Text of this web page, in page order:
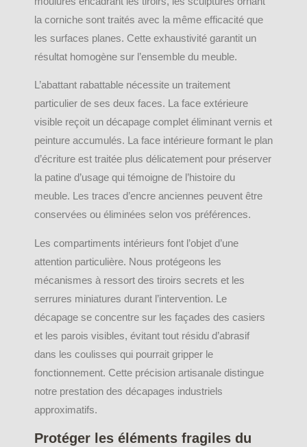
la corniche sont traités avec la même efficacité que
les surfaces planes. Cette exhaustivité garantit un
résultat homogène sur l’ensemble du meuble.
L’abattant rabattable nécessite un traitement
particulier de ses deux faces. La face extérieure
visible reçoit un décapage complet éliminant vernis et
peinture accumulés. La face intérieure formant le plan
d’écriture est traitée plus délicatement pour préserver
la patine d’usage qui témoigne de l’histoire du
meuble. Les traces d’encre anciennes peuvent être
conservées ou éliminées selon vos préférences.
Les compartiments intérieurs font l’objet d’une
attention particulière. Nous protégeons les
mécanismes à ressort des tiroirs secrets et les
serrures miniatures durant l’intervention. Le
décapage se concentre sur les façades des casiers
et les parois visibles, évitant tout résidu d’abrasif
dans les coulisses qui pourrait gripper le
fonctionnement. Cette précision artisanale distingue
notre prestation des décapages industriels
approximatifs.
Protéger les éléments fragiles du